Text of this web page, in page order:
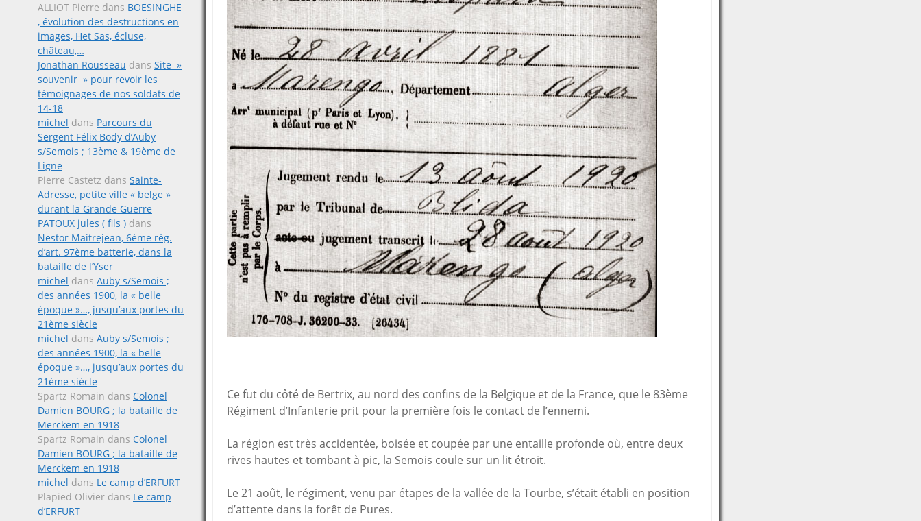
ALLIOT Pierre dans BOESINGHE
, évolution des destructions en
images, Het Sas, écluse,
château,…
Jonathan Rousseau dans Site »
souvenir » pour revoir les
témoignages de nos soldats de
14-18
michel dans Parcours du
Sergent Félix Body d’Auby
s/Semois ; 13ème & 19ème de
Ligne
Pierre Castetz dans Sainte-
Adresse, petite ville « belge »
durant la Grande Guerre
PATOUX jules ( fils ) dans
Nestor Maitrejean, 6ème rég.
d’art. 97ème batterie, dans la
bataille de l’Yser
michel dans Auby s/Semois ;
des années 1900, la « belle
époque »…, jusqu’aux portes du
21ème siècle
michel dans Auby s/Semois ;
des années 1900, la « belle
époque »…, jusqu’aux portes du
21ème siècle
Spartz Romain dans Colonel
Damien BOURG ; la bataille de
Merckem en 1918
Spartz Romain dans Colonel
Damien BOURG ; la bataille de
Merckem en 1918
michel dans Le camp d’ERFURT
Plapied Olivier dans Le camp
d’ERFURT
Ce fut du côté de Bertrix, au nord des confins de la Belgique et de la France, que le 83ème
Régiment d’Infanterie prit pour la première fois le contact de l’ennemi.
La région est très accidentée, boisée et coupée par une entaille profonde où, entre deux
rives hautes et tombant à pic, la Semois coule sur un lit étroit.
Le 21 août, le régiment, venu par étapes de la vallée de la Tourbe, s’était établi en position
d’attente dans la forêt de Pures.